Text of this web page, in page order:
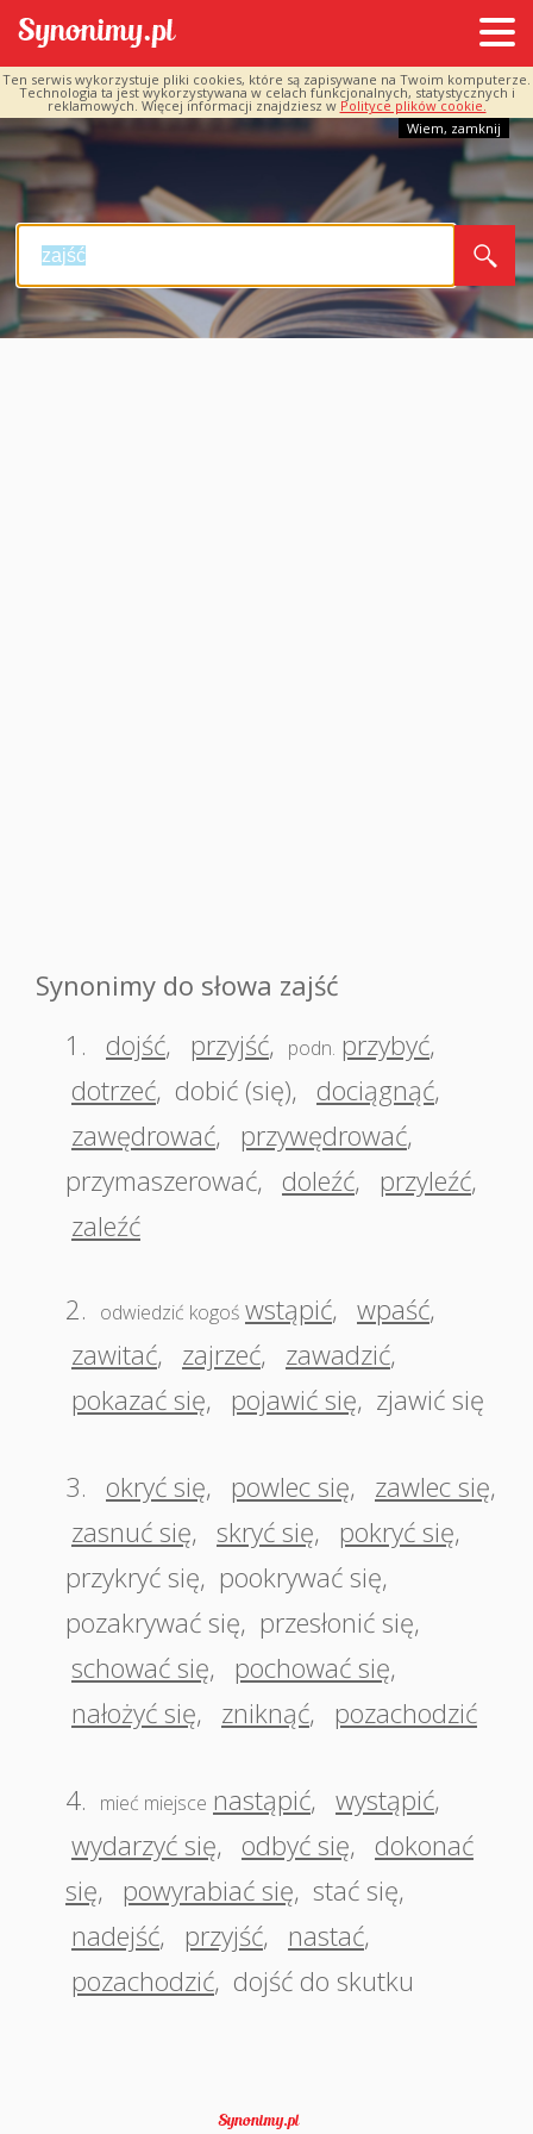
Ten serwis wykorzystuje pliki cookies, które są zapisywane na Twoim komputerze.
Technologia ta jest wykorzystywana w celach funkcjonalnych, statystycznych i
reklamowych. Więcej informacji znajdziesz w Polityce plików cookie.
Wiem, zamknij
Synonimy do słowa zajść
1.
dojść, przyjść, podn. przybyć,
dotrzeć, dobić (się), dociągnąć,
zawędrować, przywędrować,
przymaszerować, doleźć, przyleźć,
zaleźć
2. odwiedzić kogoś wstąpić, wpaść,
zawitać, zajrzeć, zawadzić,
pokazać się, pojawić się, zjawić się
3. okryć się, powlec się, zawlec się,
zasnuć się, skryć się, pokryć się,
przykryć się, pookrywać się,
pozakrywać się, przesłonić się,
schować się, pochować się,
nałożyć się, zniknąć, pozachodzić
4. mieć miejsce nastąpić, wystąpić,
wydarzyć się, odbyć się,
dokonać
się, powyrabiać się, stać się,
nadejść, przyjść, nastać,
pozachodzić, dojść do skutku